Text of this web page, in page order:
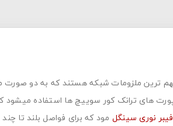
ترین ملزومات شبکه هستند که به دو صورت
های ترانک کور سوییچ ها استفاده میشود
نوری سینگل مود که برای فواصل بلند تا